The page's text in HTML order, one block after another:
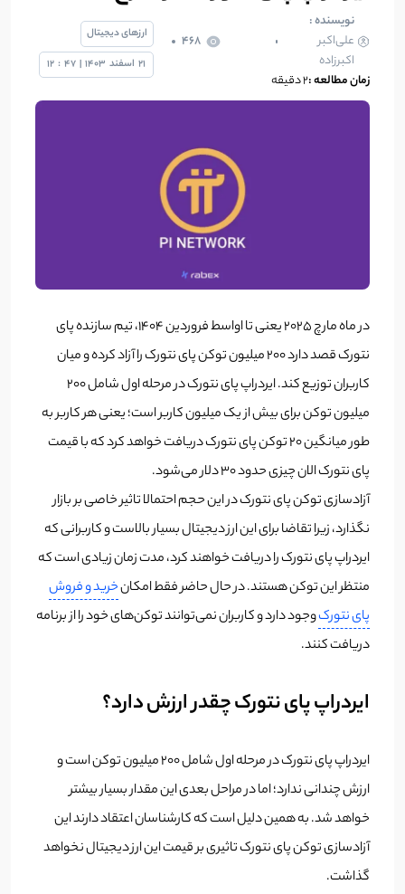
نویسنده :
علی‌اکبر
اکبرزاده
468
زمان مطالعه :2 دقیقه
ارزهای دیجیتال
21 اسفند 1403
|
47
:
12
در ماه مارچ 2025 یعنی تا اواسط فروردین 1404، تیم سازنده پای
نتورک قصد دارد 200 میلیون توکن پای نتورک را آزاد کرده و میان
کاربران توزیع کند. ایردراپ پای نتورک در مرحله اول شامل 200
میلیون توکن برای بیش از یک میلیون کاربر است؛ یعنی هر کاربر به
طور میانگین 20 توکن پای نتورک دریافت خواهد کرد که با قیمت
پای نتورک الان چیزی حدود 30 دلار می‌شود.
آزادسازی توکن پای نتورک در این حجم احتمالا تاثیر خاصی بر بازار
نگذارد، زیرا تقاضا برای این ارز دیجیتال بسیار بالاست و کاربرانی که
ایردراپ پای نتورک را دریافت خواهند کرد، مدت زمان زیادی است که
منتظر این توکن هستند. در حال حاضر فقط امکانخرید و فروش
پای نتورکوجود دارد و کاربران نمی‌توانند توکن‌های خود را از برنامه
دریافت کنند.
ایردراپ پای نتورک چقدر ارزش دارد؟
ایردراپ پای نتورک در مرحله اول شامل 200 میلیون توکن است و
ارزش چندانی ندارد؛ اما در مراحل بعدی این مقدار بسیار بیشتر
خواهد شد. به همین دلیل است که کارشناسان اعتقاد دارند این
آزادسازی توکن پای نتورک تاثیری بر قیمت این ارز دیجیتال نخواهد
گذاشت.